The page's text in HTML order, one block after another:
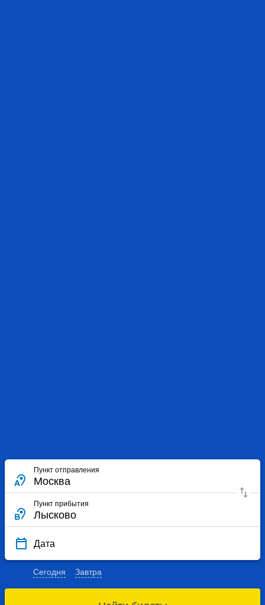
Пункт отправления
Пункт прибытия
Дата
Сегодня Завтра